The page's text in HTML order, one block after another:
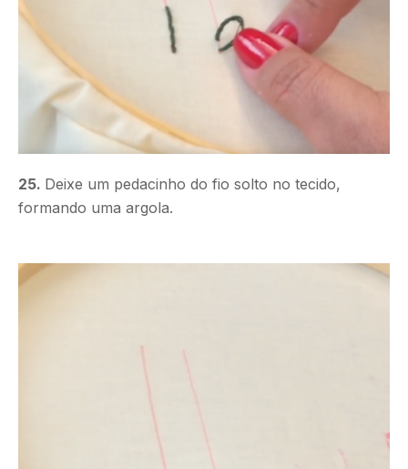
25. Deixe um pedacinho do fio solto no tecido,
formando uma argola.